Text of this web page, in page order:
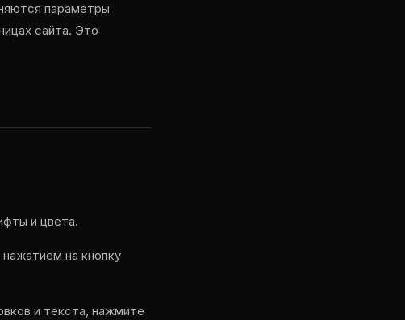
параметры
сайта. Это
и цвета.
на кнопку
и текста, нажмите